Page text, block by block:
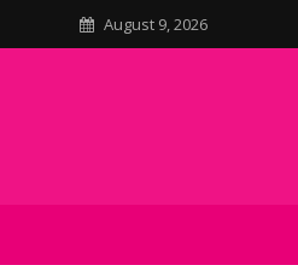
August 9, 2026